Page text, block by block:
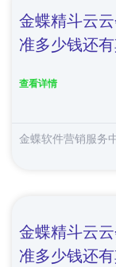
金蝶精斗云
准多少钱还
查看详情
金蝶软件营销服务
金蝶精斗云
准多少钱还